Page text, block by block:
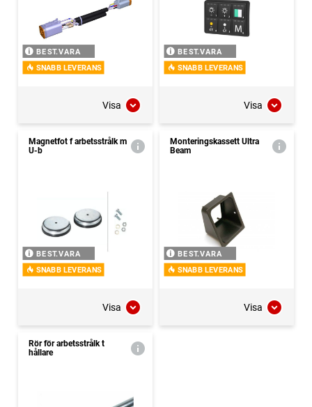
BEST.VARA
SNABB LEVERANS
Visa
BEST.VARA
SNABB LEVERANS
Visa
Magnetfot f arbetsstrålk m
U-b
BEST.VARA
SNABB LEVERANS
Visa
Monteringskassett Ultra
Beam
BEST.VARA
SNABB LEVERANS
Visa
Rör för arbetsstrålk t
hållare